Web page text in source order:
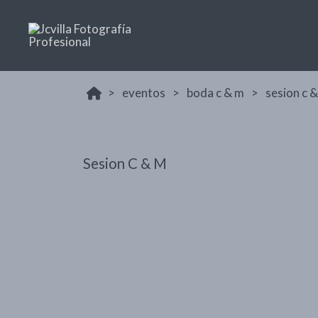
eventos boda c & m sesion c
Sesion C & M